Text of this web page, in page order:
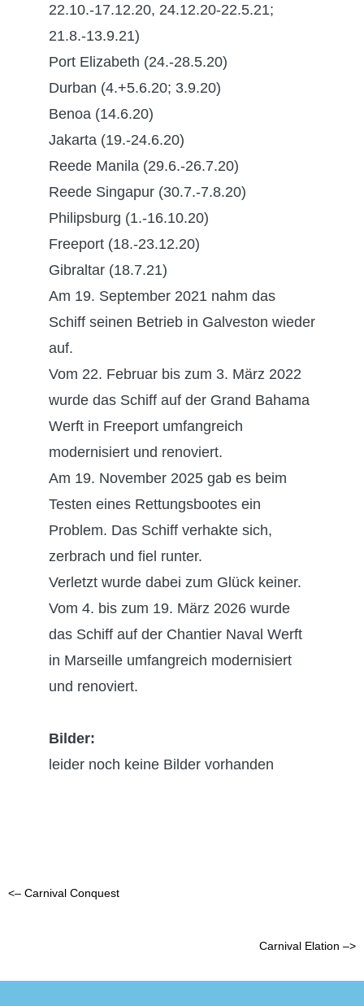
22.10.-17.12.20, 24.12.20-22.5.21;
21.8.-13.9.21)
Port Elizabeth (24.-28.5.20)
Durban (4.+5.6.20; 3.9.20)
Benoa (14.6.20)
Jakarta (19.-24.6.20)
Reede Manila (29.6.-26.7.20)
Reede Singapur (30.7.-7.8.20)
Philipsburg (1.-16.10.20)
Freeport (18.-23.12.20)
Gibraltar (18.7.21)
Am 19. September 2021 nahm das
Schiff seinen Betrieb in Galveston wieder
auf.
Vom 22. Februar bis zum 3. März 2022
wurde das Schiff auf der Grand Bahama
Werft in Freeport umfangreich
modernisiert und renoviert.
Am 19. November 2025 gab es beim
Testen eines Rettungsbootes ein
Problem. Das Schiff verhakte sich,
zerbrach und fiel runter.
Verletzt wurde dabei zum Glück keiner.
Vom 4. bis zum 19. März 2026 wurde
das Schiff auf der Chantier Naval Werft
in Marseille umfangreich modernisiert
und renoviert.
Bilder:
leider noch keine Bilder vorhanden
<– Carnival Conquest
Carnival Elation –>